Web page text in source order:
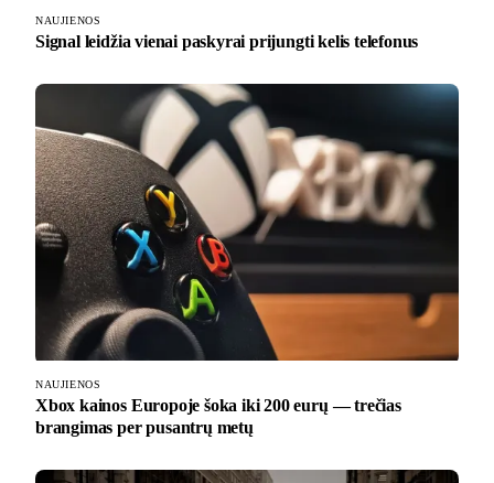
NAUJIENOS
Signal leidžia vienai paskyrai prijungti kelis telefonus
NAUJIENOS
Xbox kainos Europoje šoka iki 200 eurų — trečias
brangimas per pusantrų metų